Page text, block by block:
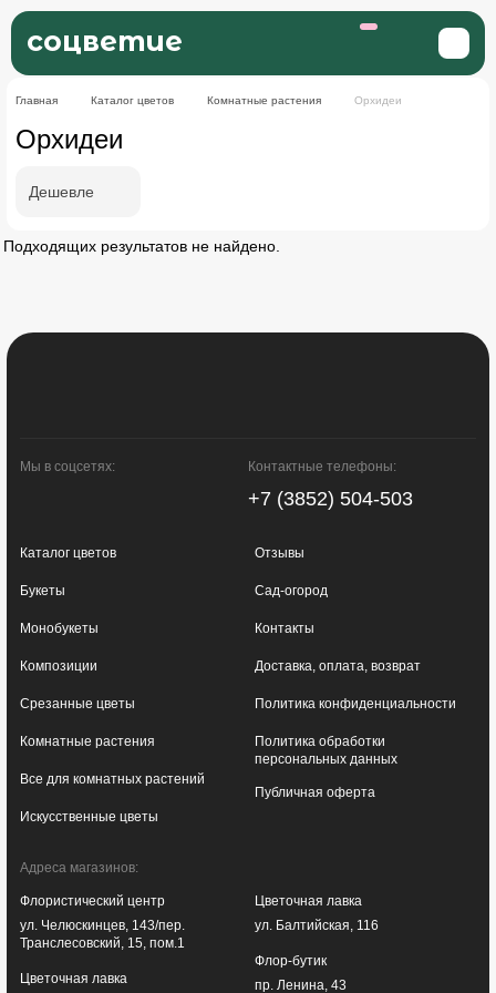
соцветие
Главная Каталог цветов Комнатные растения Орхидеи
Орхидеи
Дешевле
Подходящих результатов не найдено.
Каталог цветов
Букеты
Монобукеты
Композиции
Срезанные цветы
Комнатные растения
Все для комнатных растений
Искусственные цветы
Отзывы
Сад-огород
Контакты
Доставка, оплата, возврат
Политика конфиденциальности
Политика обработки
персональных данных
Публичная оферта
Адреса магазинов:
Флористический центр
ул. Челюскинцев, 143/пер.
Транслесовский, 15, пом.1
Цветочная лавка
Цветочная лавка
ул. Балтийская, 116
Флор-бутик
пр. Ленина, 43
Мы в соцсетях: Контактные телефоны:
+7 (3852) 504-503